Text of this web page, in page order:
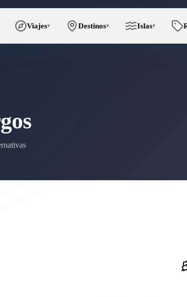
Viajes▾ Destinos▾ Islas▾